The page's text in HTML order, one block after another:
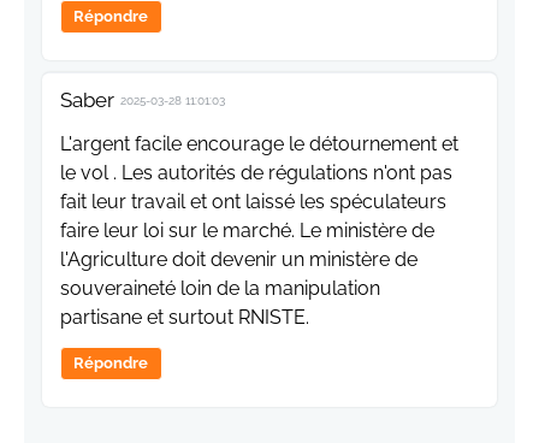
Répondre
Saber 2025-03-28 11:01:03
L'argent facile encourage le détournement et
le vol . Les autorités de régulations n'ont pas
fait leur travail et ont laissé les spéculateurs
faire leur loi sur le marché. Le ministère de
l'Agriculture doit devenir un ministère de
souveraineté loin de la manipulation
partisane et surtout RNISTE.
Répondre